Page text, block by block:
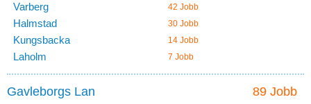
Varberg 42 Jobb
Halmstad 30 Jobb
Kungsbacka 14 Jobb
Laholm 7 Jobb
89 Jobb
Gavleborgs Lan